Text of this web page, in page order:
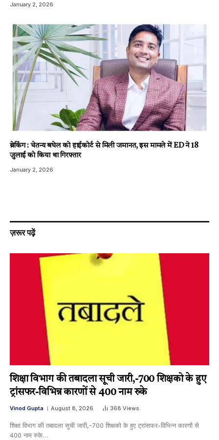
January 2, 2026
ब्रेकिंग : चेतन्य बघेल को हाईकोर्ट से मिली जमानत, इस मामले में ED ने 18
जुलाई को किया था गिरफ्तार
January 2, 2026
ज़रूर पढ़ें
शिक्षा विभाग की तबादला सूची जारी,-700 शिक्षको के हुए
ट्रांसफर-विभिन्न कारणों से 400 नाम रुके
Vinod Gupta August 8, 2026 368 Views
शिक्षा विभाग की तबादला सूची जारी,-700 शिक्षको के हुए ट्रांसफर-विभिन्न कारणों से
400 नाम रुके…